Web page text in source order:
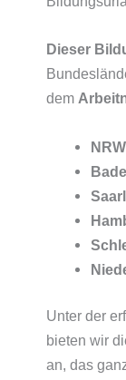
Dieser
dem
Unter der
bieten wir
an, das